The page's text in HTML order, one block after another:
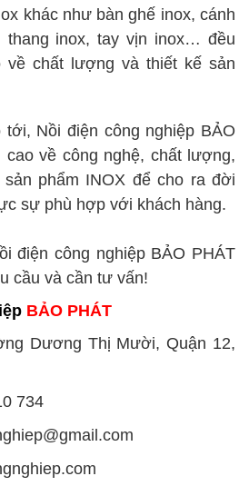
khác như bàn ghế inox, cánh
thang inox, tay vịn inox… đều
về chất lượng và thiết kế sản
Nồi điện công nghiệp BẢO
cao về công nghệ, chất lượng,
phẩm INOX để cho ra đời
sự phù hợp với khách hàng.
điện công nghiệp BẢO PHÁT
cầu và cần tư vấn!
BẢO PHÁT
Dương Thị Mười, Quận 12,
734